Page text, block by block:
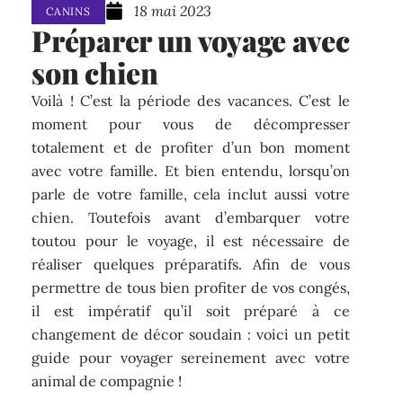
CANINS 18 mai 2023
Préparer un voyage avec
son chien
Voilà ! C’est la période des vacances. C’est le
moment pour vous de décompresser
totalement et de profiter d’un bon moment
avec votre famille. Et bien entendu, lorsqu’on
parle de votre famille, cela inclut aussi votre
chien. Toutefois avant d’embarquer votre
toutou pour le voyage, il est nécessaire de
réaliser quelques préparatifs. Afin de vous
permettre de tous bien profiter de vos congés,
il est impératif qu’il soit préparé à ce
changement de décor soudain : voici un petit
guide pour voyager sereinement avec votre
animal de compagnie !